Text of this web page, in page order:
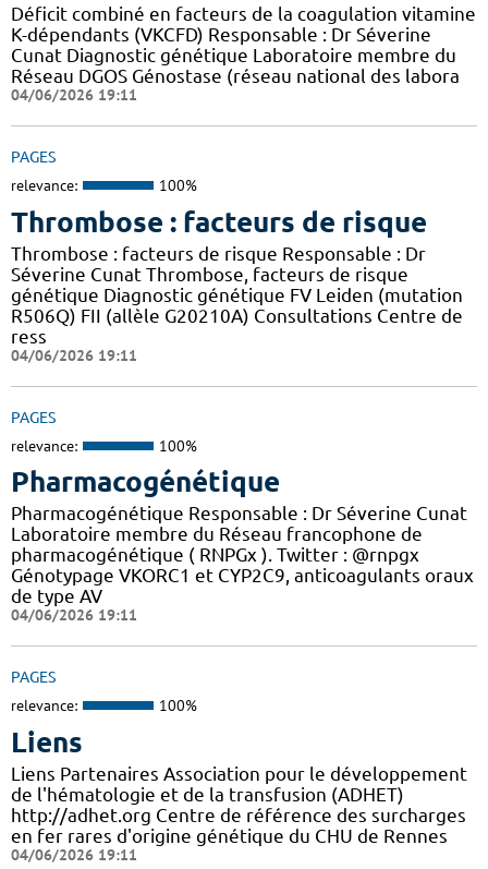
Déficit combiné en facteurs de la coagulation vitamine
K-dépendants (VKCFD) Responsable : Dr Séverine
Cunat Diagnostic génétique Laboratoire membre du
Réseau DGOS Génostase (réseau national des labora
04/06/2026 19:11
PAGES
relevance: 100%
Thrombose : facteurs de risque
Thrombose : facteurs de risque Responsable : Dr
Séverine Cunat Thrombose, facteurs de risque
génétique Diagnostic génétique FV Leiden (mutation
R506Q) FII (allèle G20210A) Consultations Centre de
ress
04/06/2026 19:11
PAGES
relevance: 100%
Pharmacogénétique
Pharmacogénétique Responsable : Dr Séverine Cunat
Laboratoire membre du Réseau francophone de
pharmacogénétique ( RNPGx ). Twitter : @rnpgx
Génotypage VKORC1 et CYP2C9, anticoagulants oraux
de type AV
04/06/2026 19:11
PAGES
relevance: 100%
Liens
Liens Partenaires Association pour le développement
de l'hématologie et de la transfusion (ADHET)
http://adhet.org Centre de référence des surcharges
en fer rares d'origine génétique du CHU de Rennes
04/06/2026 19:11